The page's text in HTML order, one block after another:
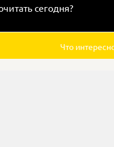
сегодня?
Что